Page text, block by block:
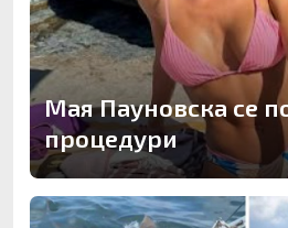
Мая Пауновска се
процедури